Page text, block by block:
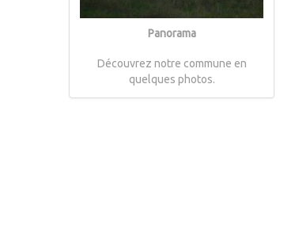
Panorama
Découvrez notre commune en
quelques photos.